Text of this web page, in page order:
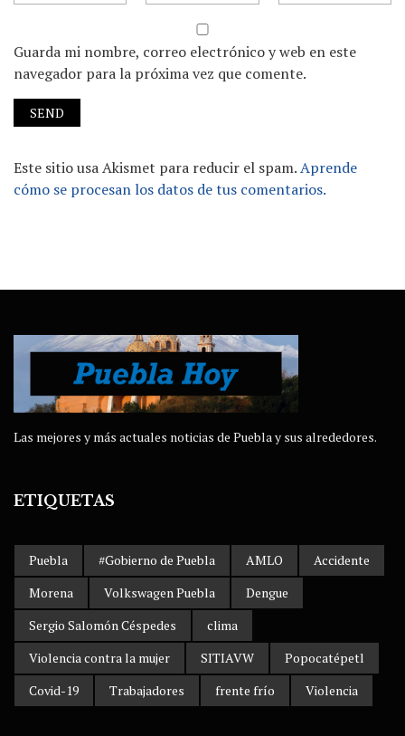
Guarda mi nombre, correo electrónico y web en este
navegador para la próxima vez que comente.
Este sitio usa Akismet para reducir el spam.Aprende
cómo se procesan los datos de tus comentarios.
Las mejores y más actuales noticias de Puebla y sus alrededores.
ETIQUETAS
Puebla #Gobierno de Puebla AMLO
Accidente
Morena
Volkswagen Puebla
Dengue
Sergio Salomón Céspedes
clima
Violencia contra la mujer
SITIAVW
Popocatépetl
Covid-19
Trabajadores frente frío Violencia